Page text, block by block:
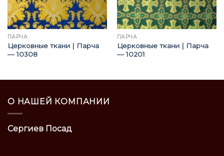
ПАРЧА
Церковные ткани | Парча
— 10308
ПАРЧА
Церковные ткани | Парча
— 10201
О НАШЕЙ КОМПАНИИ
Сергиев Посад